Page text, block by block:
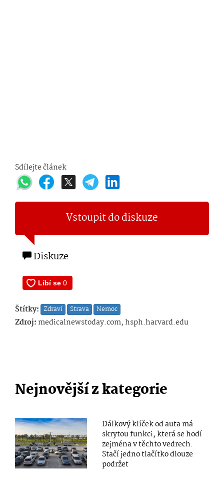
Sdílejte článek
Vstoupit do diskuze
Diskuze
Štítky: Zdraví Strava Nemoc
Zdroj: medicalnewstoday.com, hsph.harvard.edu
Nejnovější z kategorie
Dálkový klíček od auta má
skrytou funkci, která se hodí
zejména v těchto vedrech.
Stačí jedno tlačítko dlouze
podržet